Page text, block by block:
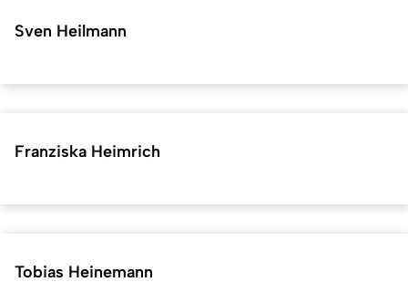
Sven Heilmann
Franziska Heimrich
Tobias Heinemann